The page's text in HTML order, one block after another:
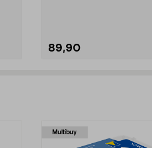
89,90
Multibuy